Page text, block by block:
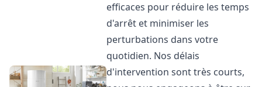
efficaces pour réduire les temps
d'arrêt et minimiser les
perturbations dans votre
quotidien. Nos délais
d'intervention sont très courts,